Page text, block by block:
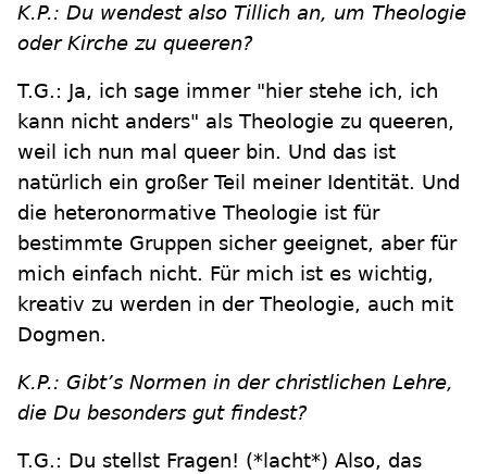
K.P.: Du wendest also Tillich an, um Theologie
oder Kirche zu queeren?
T.G.: Ja, ich sage immer "hier stehe ich, ich
kann nicht anders" als Theologie zu queeren,
weil ich nun mal queer bin. Und das ist
natürlich ein großer Teil meiner Identität. Und
die heteronormative Theologie ist für
bestimmte Gruppen sicher geeignet, aber für
mich einfach nicht. Für mich ist es wichtig,
kreativ zu werden in der Theologie, auch mit
Dogmen.
K.P.: Gibt’s Normen in der christlichen Lehre,
die Du besonders gut findest?
T.G.: Du stellst Fragen! (*lacht*) Also, das